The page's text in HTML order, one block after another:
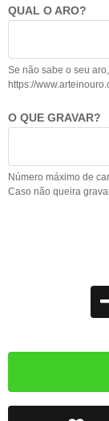
QUAL O ARO?
Se não sabe o seu
https://
O QUE GRAVAR?
Número máximo de
Caso não queira